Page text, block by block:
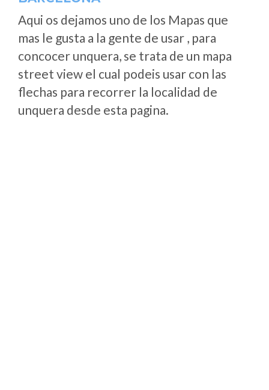
Aqui os dejamos uno de los Mapas que
mas le gusta a la gente de usar , para
concocer unquera, se trata de un mapa
street view el cual podeis usar con las
flechas para recorrer la localidad de
unquera desde esta pagina.